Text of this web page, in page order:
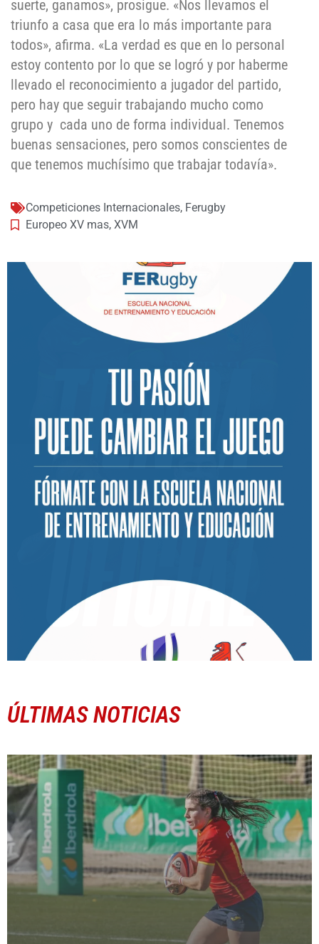
suerte, ganamos», prosigue. «Nos llevamos el
triunfo a casa que era lo más importante para
todos», afirma. «La verdad es que en lo personal
estoy contento por lo que se logró y por haberme
llevado el reconocimiento a jugador del partido,
pero hay que seguir trabajando mucho como
grupo y cada uno de forma individual. Tenemos
buenas sensaciones, pero somos conscientes de
que tenemos muchísimo que trabajar todavía».
Competiciones Internacionales, Ferugby
Europeo XV mas, XVM
ÚLTIMAS NOTICIAS